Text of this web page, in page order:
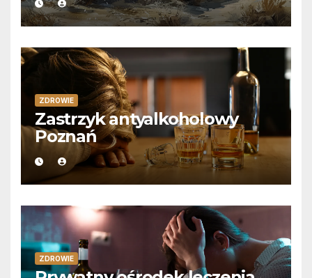
ZDROWIE
Zastrzyk antyalkoholowy
Poznań
ZDROWIE